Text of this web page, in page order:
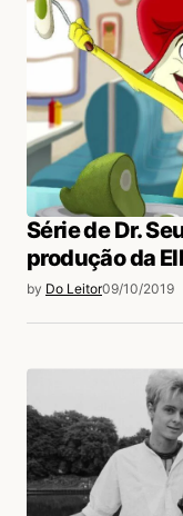
Série de Dr.
produção da
by Do Leitor09/10/2019